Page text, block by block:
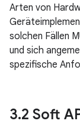
Arten von
solchen Fällen
und sich
spezifische
3.2 Soft